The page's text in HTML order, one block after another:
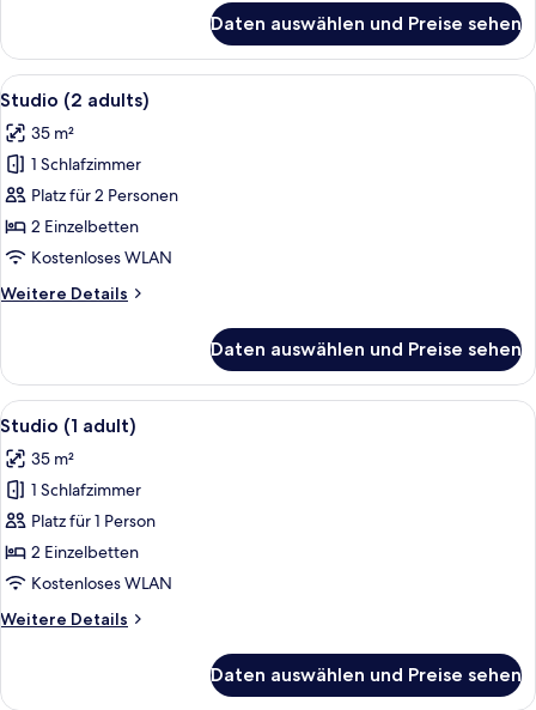
children)
anzeigen
2 Schlafzimmer,
eingeschränkter
Meerblick
adults
+
children)
Daten auswählen und Preise sehen
Alle
Fotos
für
Studio
(2
adults)
anzeigen
Ein Hotelzimmer mit einem Bett,
5
Studio (2 adults)
35 m²
1 Schlafzimmer
Platz für 2 Personen
2 Einzelbetten
Kostenloses WLAN
Weitere Details
Weitere
(2
adults)
Daten auswählen und Preise sehen
Alle
Fotos
für
Studio
(1
adult)
anzeigen
Ein Hotelzimmer mit einem Bett,
5
Studio (1 adult)
35 m²
1 Schlafzimmer
Platz für 1 Person
2 Einzelbetten
Kostenloses WLAN
Weitere Details
Weitere
(1
Daten auswählen und Preise sehen